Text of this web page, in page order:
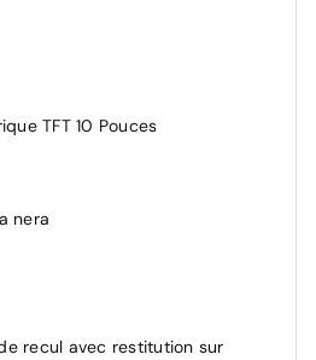
TFT 10 Pouces
nera
recul avec restitution sur